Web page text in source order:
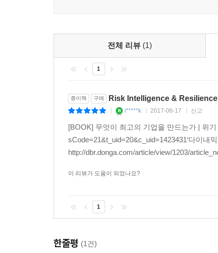
변화에 대한 대응까지 기업 위기관리의 새로운
요시 셰피 MIT 교수의 역작을 강력히 추천한다.
- 클라우스 슈밥(Klaus Schwab) World Economic
리질리언스는 기업이 생존과 성장, 두 마리 토
광범위한 주제와 대상을 체계적으로 분석하고 대
모든 것이 불확실한 시대, 다른 접근만이 살 길
것이다. 셰피 교수는 그냥 지나치거나 간과할 수
전체 리뷰 (1)
1
종이책 구매 Risk Intelligence & Resilience
i*****k 2017-06-17 신고
[BOOK] 무엇이 최고의 기업을 만드는가 | 위
sCode=21&t_uid=20&c_uid=1423431‘다이내
http://dbr.donga.com/article/view/1203/
이 리뷰가 도움이 되었나요?
1
한줄평 (1건)